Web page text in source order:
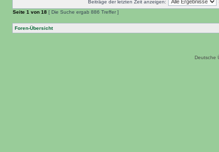
Beiträge der letzten Zeit anzeigen:
Seite 1 von 18 [ Die Suche ergab 886 Treffer ]
Foren-Übersicht
Deutsche